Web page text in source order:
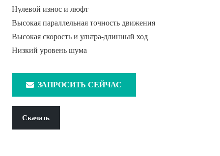
Нулевой износ и люфт
Высокая параллельная точность движения
Высокая скорость и ультра-длинный ход
Низкий уровень шума
ЗАПРОСИТЬ СЕЙЧАС
Скачать